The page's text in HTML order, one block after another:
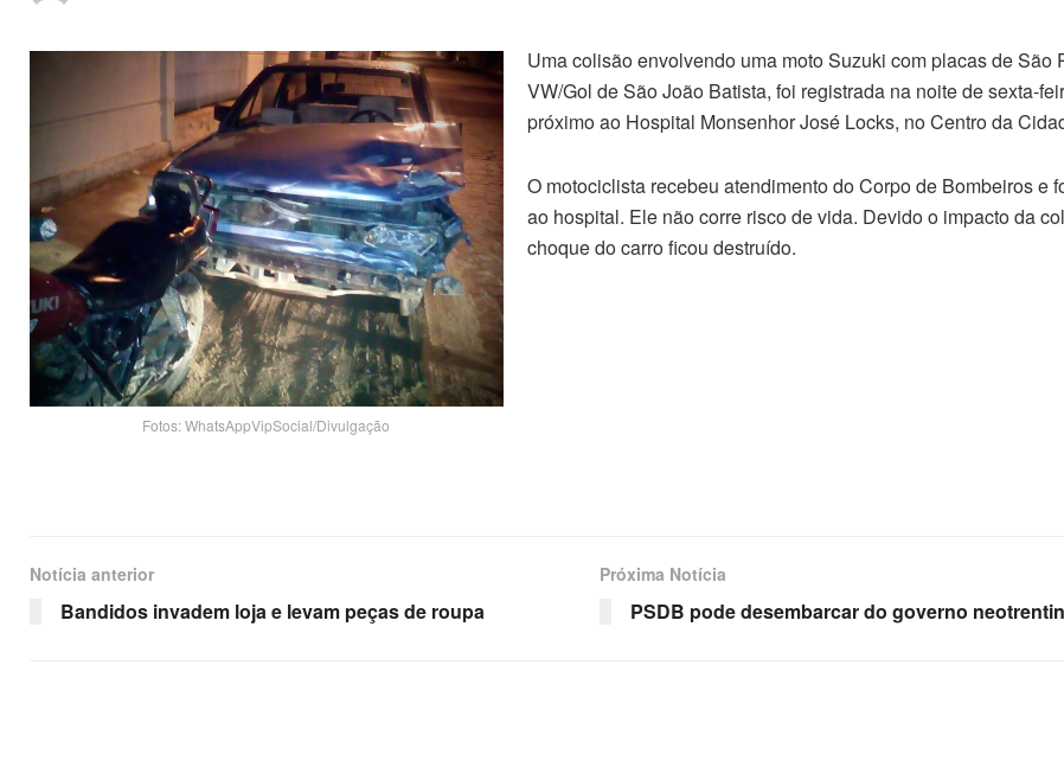
Fotos: WhatsAppVipSocial/Divulgação
Uma colisão envolvendo uma moto Suzuki com placas de São
VW/Gol de São João Batista, foi registrada na noite de sexta-
próximo ao Hospital Monsenhor José Locks, no Centro da
O motociclista recebeu atendimento do Corpo de Bombeiros e
ao hospital. Ele não corre risco de vida. Devido o impacto da
choque do carro ficou destruído.
Notícia anterior
Bandidos invadem loja e levam peças de roupa
Próxima Notícia
PSDB pode desembarcar do governo